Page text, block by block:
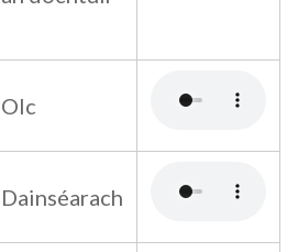
Olc
Dainséarach